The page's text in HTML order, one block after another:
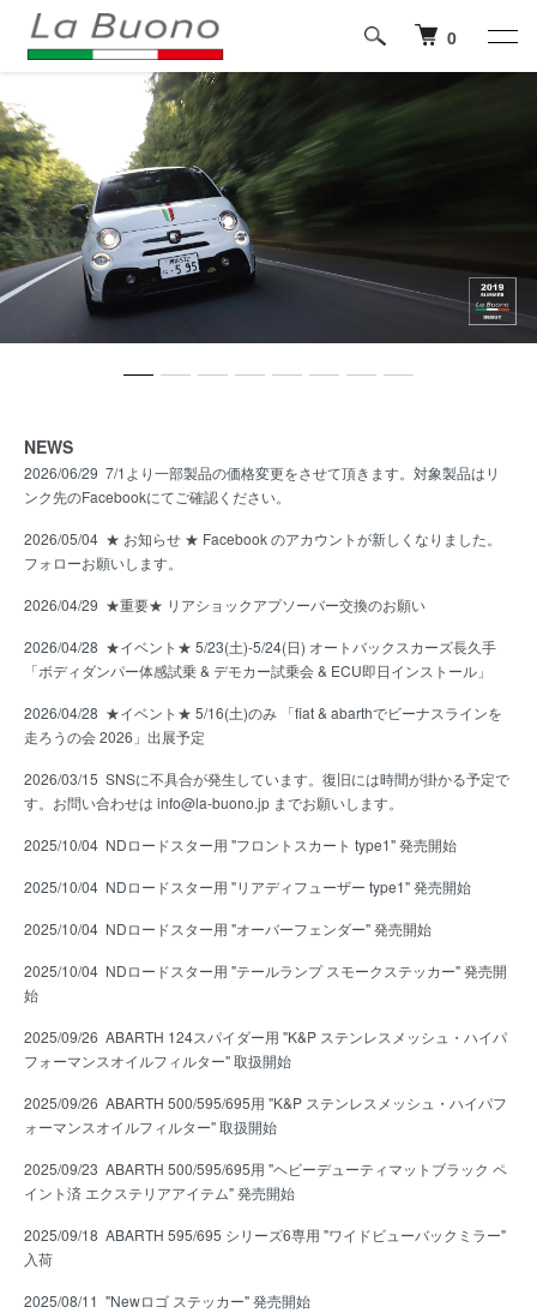
0
NEWS
2026/06/29 7/1より一部製品の価格変更をさせて頂きます。対象製品はリ
ンク先のFacebookにてご確認ください。
2026/05/04 ★ お知らせ ★ Facebook のアカウントが新しくなりました。
フォローお願いします。
2026/04/29 ★重要★ リアショックアプソーバー交換のお願い
2026/04/28 ★イベント★ 5/23(土)-5/24(日) オートバックスカーズ長久手
「ボディダンパー体感試乗 & デモカー試乗会 & ECU即日インストール」
2026/04/28 ★イベント★ 5/16(土)のみ 「fiat & abarthでビーナスラインを
走ろうの会 2026」出展予定
2026/03/15 SNSに不具合が発生しています。復旧には時間が掛かる予定で
す。お問い合わせは info@la-buono.jp までお願いします。
2025/10/04 NDロードスター用 "フロントスカート type1" 発売開始
2025/10/04 NDロードスター用 "リアディフューザー type1" 発売開始
2025/10/04 NDロードスター用 "オーバーフェンダー" 発売開始
2025/10/04 NDロードスター用 "テールランプ スモークステッカー" 発売開
始
2025/09/26 ABARTH 124スパイダー用 "K&P ステンレスメッシュ・ハイパ
フォーマンスオイルフィルター" 取扱開始
2025/09/26 ABARTH 500/595/695用 "K&P ステンレスメッシュ・ハイパフ
ォーマンスオイルフィルター" 取扱開始
2025/09/23 ABARTH 500/595/695用 "ヘビーデューティマットブラック ペ
イント済 エクステリアアイテム" 発売開始
2025/09/18 ABARTH 595/695 シリーズ6専用 "ワイドビューバックミラー"
入荷
2025/08/11 "Newロゴ ステッカー" 発売開始